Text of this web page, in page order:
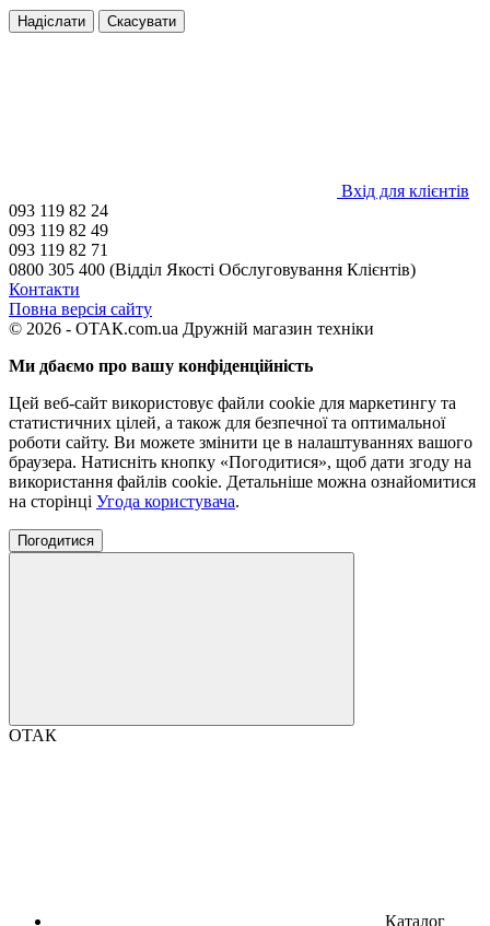
Надіслати Скасувати
Вхід для клієнтів
093 119 82 24
093 119 82 49
093 119 82 71
0800 305 400 (Відділ Якості Обслуговування Клієнтів)
Контакти
Повна версія сайту
© 2026 - ОТАК.com.ua Дружній магазин техніки
Ми дбаємо про вашу конфіденційність
Цей веб-сайт використовує файли cookie для маркетингу та
статистичних цілей, а також для безпечної та оптимальної
роботи сайту. Ви можете змінити це в налаштуваннях вашого
браузера. Натисніть кнопку «Погодитися», щоб дати згоду на
використання файлів cookie. Детальніше можна ознайомитися
на сторінці Угода користувача.
Погодитися
ОТАК
Каталог